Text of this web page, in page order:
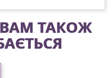
ТАКОЖ